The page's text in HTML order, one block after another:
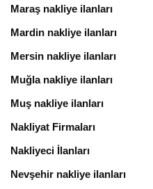
Maraş nakliye ilanları
Mardin nakliye ilanları
Mersin nakliye ilanları
Muğla nakliye ilanları
Muş nakliye ilanları
Nakliyat Firmaları
Nakliyeci İlanları
Nevşehir nakliye ilanları